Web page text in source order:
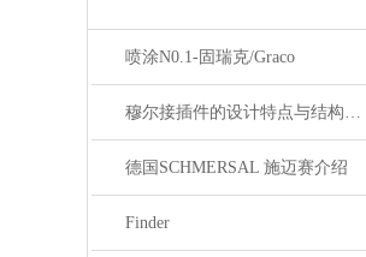
喷涂N0.1-固瑞克/Graco
穆尔接插件的设计特点与结构优化
德国SCHMERSAL 施迈赛介绍
Finder